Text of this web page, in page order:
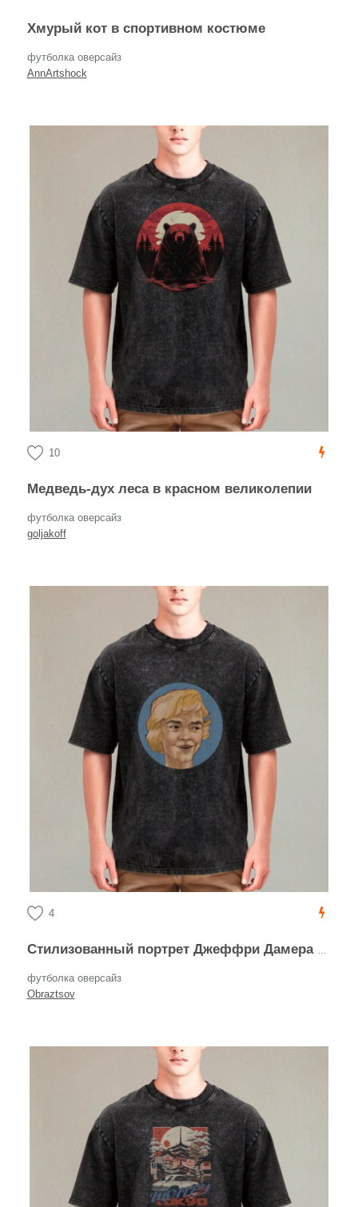
Хмурый кот в спортивном костюме
футболка оверсайз
AnnArtshock
10
Медведь-дух леса в красном великолепии
футболка оверсайз
goljakoff
4
Стилизованный портрет Джеффри Дамера в круге
футболка оверсайз
Obraztsov